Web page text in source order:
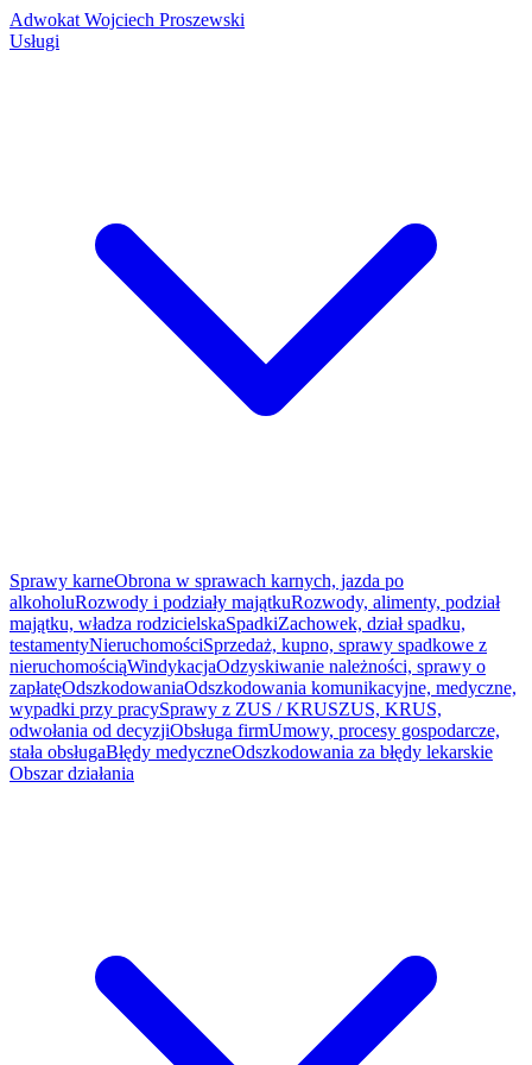
Adwokat Wojciech Proszewski
Usługi
Sprawy karneObrona w sprawach karnych, jazda po
alkoholuRozwody i podziały majątkuRozwody, alimenty, podział
majątku, władza rodzicielskaSpadkiZachowek, dział spadku,
testamentyNieruchomościSprzedaż, kupno, sprawy spadkowe z
nieruchomościąWindykacjaOdzyskiwanie należności, sprawy o
zapłatęOdszkodowaniaOdszkodowania komunikacyjne, medyczne,
wypadki przy pracySprawy z ZUS / KRUSZUS, KRUS,
odwołania od decyzjiObsługa firmUmowy, procesy gospodarcze,
stała obsługaBłędy medyczneOdszkodowania za błędy lekarskie
Obszar działania